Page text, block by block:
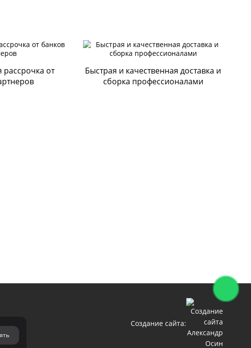
рассрочка от
Быстрая и качественная доставка и
сборка профессионалами
Создание сайта: